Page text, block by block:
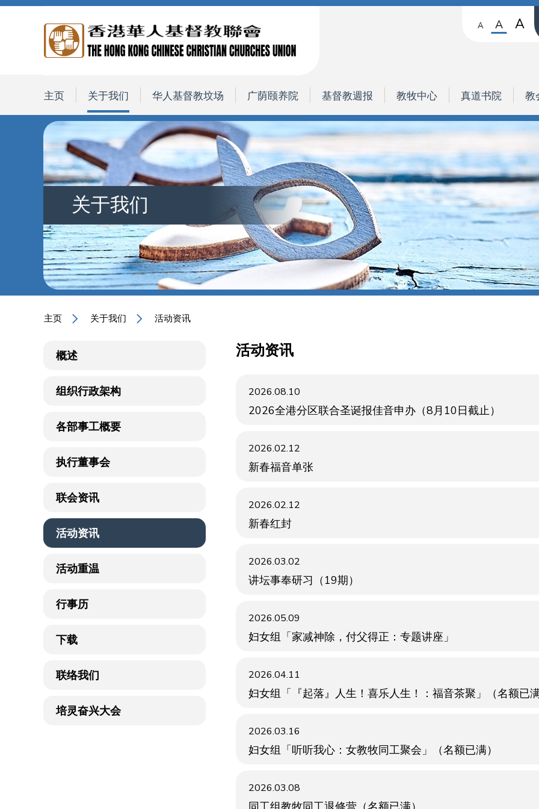
A A A
主页 关于我们 华人基督教坟场 广荫颐养院 基督教週报 教牧中心 真道书院 教
关于我们
主页 关于我们 活动资讯
概述
组织行政架构
各部事工概要
执行董事会
联会资讯
活动资讯
活动重温
行事历
下载
联络我们
培灵奋兴大会
活动资讯
2026.08.10
2026全港分区联合圣诞报佳音申办（8月10日截止）
2026.02.12
新春福音单张
2026.02.12
新春红封
2026.03.02
讲坛事奉研习（19期）
2026.05.09
妇女组「家减神除，付父得正：专题讲座」
2026.04.11
妇女组「『起落』人生！喜乐人生！：福音茶聚」（名额已
2026.03.16
妇女组「听听我心：女教牧同工聚会」（名额已满）
2026.03.08